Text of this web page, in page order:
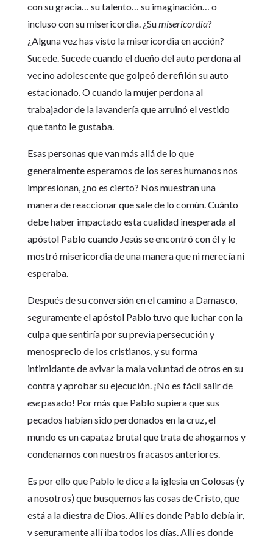
con su gracia… su talento… su imaginación… o
incluso con su misericordia. ¿Sumisericordia?
¿Alguna vez has visto la misericordia en acción?
Sucede. Sucede cuando el dueño del auto perdona al
vecino adolescente que golpeó de refilón su auto
estacionado. O cuando la mujer perdona al
trabajador de la lavandería que arruinó el vestido
que tanto le gustaba.
Esas personas que van más allá de lo que
generalmente esperamos de los seres humanos nos
impresionan, ¿no es cierto? Nos muestran una
manera de reaccionar que sale de lo común. Cuánto
debe haber impactado esta cualidad inesperada al
apóstol Pablo cuando Jesús se encontró con él y le
mostró misericordia de una manera que ni merecía ni
esperaba.
Después de su conversión en el camino a Damasco,
seguramente el apóstol Pablo tuvo que luchar con la
culpa que sentiría por su previa persecución y
menosprecio de los cristianos, y su forma
intimidante de avivar la mala voluntad de otros en su
contra y aprobar su ejecución. ¡No es fácil salir de
esepasado! Por más que Pablo supiera que sus
pecados habían sido perdonados en la cruz, el
mundo es un capataz brutal que trata de ahogarnos y
condenarnos con nuestros fracasos anteriores.
Es por ello que Pablo le dice a la iglesia en Colosas (y
a nosotros) que busquemos las cosas de Cristo, que
está a la diestra de Dios. Allí es donde Pablo debía ir,
y seguramente allí iba todos los días. Allí es donde